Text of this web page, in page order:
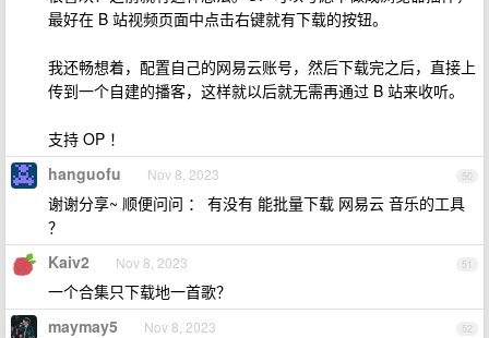
最好在 B 站视频页面中点击右键就有下载的按钮。
我还畅想着，配置自己的网易云账号，然后下载完之后，直接上
传到一个自建的播客，这样就以后就无需再通过 B 站来收听。
支持 OP ！
50
hanguofu Nov 8, 2023
谢谢分享~ 顺便问问 ： 有没有 能批量下载 网易云 音乐的工具
？
51
Kaiv2 Nov 8, 2023
一个合集只下载地一首歌？
52
maymay5 Nov 8, 2023